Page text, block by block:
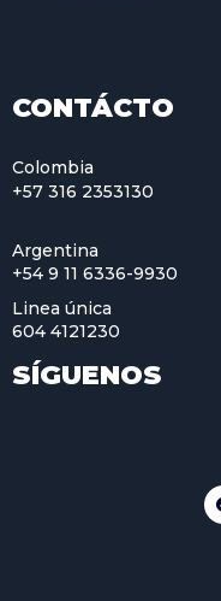
CONTÁCTO
Colombia
+57 316 2353130
Argentina
+54 9 11 6336-9930
Linea única
604 4121230
SÍGUENOS